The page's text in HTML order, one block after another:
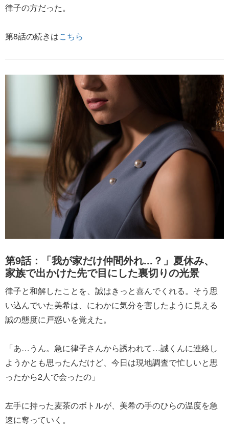
律子の方だった。
第8話の続きはこちら
第9話：「我が家だけ仲間外れ...？」夏休み、
家族で出かけた先で目にした裏切りの光景
律子と和解したことを、誠はきっと喜んでくれる。そう思
い込んでいた美希は、にわかに気分を害したように見える
誠の態度に戸惑いを覚えた。
「あ…うん。急に律子さんから誘われて…誠くんに連絡し
ようかとも思ったんだけど、今日は現地調査で忙しいと思
ったから2人で会ったの」
左手に持った麦茶のボトルが、美希の手のひらの温度を急
速に奪っていく。